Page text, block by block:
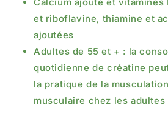
et riboflavine, thiamine et
ajoutées
Adultes de 55 et + : la
quotidienne de créatine
la pratique de la
musculaire chez les adultes